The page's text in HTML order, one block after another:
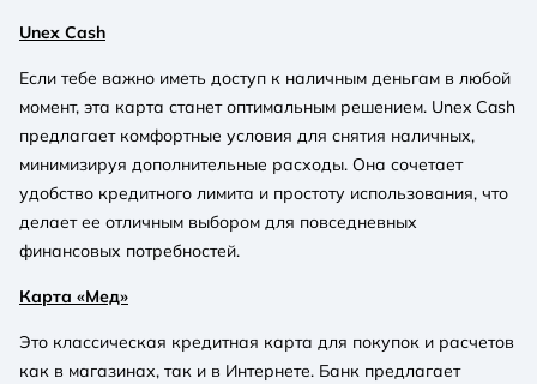
Unex Cash
Если тебе важно иметь доступ к наличным деньгам в любой
момент, эта карта станет оптимальным решением. Unex Cash
предлагает комфортные условия для снятия наличных,
минимизируя дополнительные расходы. Она сочетает
удобство кредитного лимита и простоту использования, что
делает ее отличным выбором для повседневных
финансовых потребностей.
Карта «Мед»
Это классическая кредитная карта для покупок и расчетов
как в магазинах, так и в Интернете. Банк предлагает